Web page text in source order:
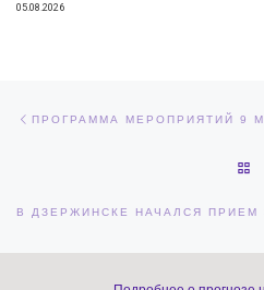
05.08.2026
ПРОГРАММА МЕРОПРИЯТИЙ 9